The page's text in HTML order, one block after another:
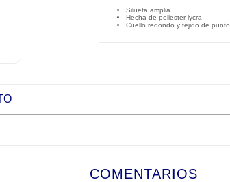
Silueta amplia
Hecha de poliester lycra
Cuello redondo y tejido de punto
COMENTARIOS